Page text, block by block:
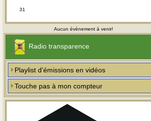
31
Aucun évènement à venir!
Radio transparence
Playlist d'émissions en vidéos
Touche pas à mon compteur